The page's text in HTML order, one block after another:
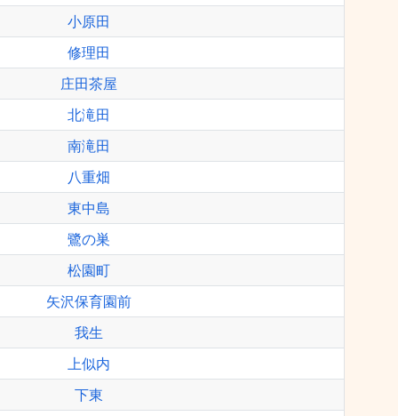
小原田
修理田
庄田茶屋
北滝田
南滝田
八重畑
東中島
鷺の巣
松園町
矢沢保育園前
我生
上似内
下東